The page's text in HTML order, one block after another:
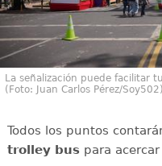
La señalización puede facilitar
(Foto: Juan Carlos Pérez/Soy502)
Todos los puntos
trolley buspara